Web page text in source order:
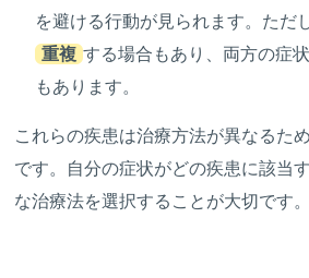
を避ける行動が見られます。ただ
重複 する場合もあり、両方の症
もあります。
これらの疾患は治療方法が異なるた
です。自分の症状がどの疾患に該当
な治療法を選択することが大切です。